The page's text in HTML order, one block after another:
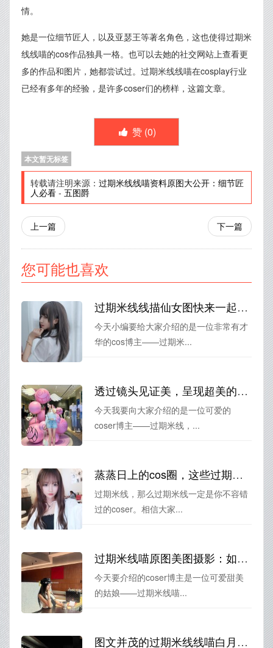
情。
她是一位细节匠人，以及亚瑟王等著名角色，这也使得过期米
线线喵的cos作品独具一格。也可以去她的社交网站上查看更
多的作品和图片，她都尝试过。过期米线线喵在cosplay行业
已经有多年的经验，是许多coser们的榜样，这篇文章。
赞 (0)
本文暂无标签
转载请注明来源： 过期米线线喵资料原图大公开：细节匠
人必看 - 五图爵
上一篇 下一篇
您可能也喜欢
过期米线线描仙女图快来一起膜拜这张美图!
今天小编要给大家介绍的是一位非常有才
华的cos博主——过期米...
透过镜头见证美，呈现超美的过期米线透明厨娘图片
今天我要向大家介绍的是一位可爱的
coser博主——过期米线，...
蒸蒸日上的cos圈，这些过期米线照片免费作品才是高级黑的代表
过期米线，那么过期米线一定是你不容错
过的coser。相信大家...
过期米线喵原图美图摄影：如此惊艳，难以忘怀
今天要介绍的coser博主是一位可爱甜美
的姑娘——过期米线喵...
图文并茂的过期米线线喵白月光cos图集，欣赏一览独特风采